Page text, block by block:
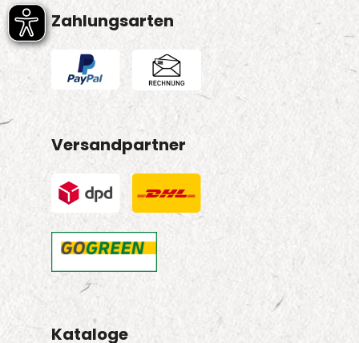
Zahlungsarten
Versandpartner
Kataloge